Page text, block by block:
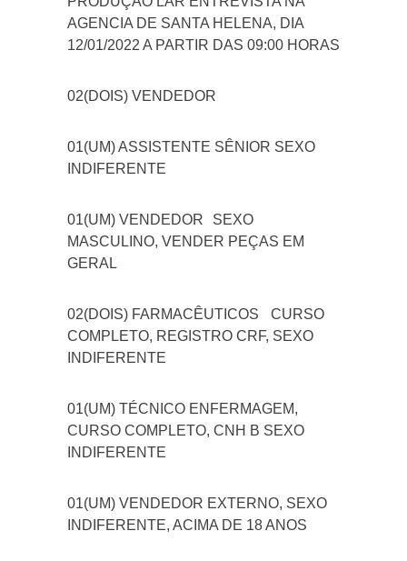
AGENCIA DE SANTA HELENA, DIA
12/01/2022 A PARTIR DAS 09:00 HORAS
02(DOIS) VENDEDOR
01(UM) ASSISTENTE SÊNIOR SEXO
INDIFERENTE
01(UM) VENDEDOR
SEXO
MASCULINO, VENDER PEÇAS EM
GERAL
02(DOIS) FARMACÊUTICOS
CURSO
COMPLETO, REGISTRO CRF, SEXO
INDIFERENTE
01(UM) TÉCNICO ENFERMAGEM,
CURSO COMPLETO, CNH B SEXO
INDIFERENTE
01(UM) VENDEDOR EXTERNO, SEXO
INDIFERENTE, ACIMA DE 18 ANOS